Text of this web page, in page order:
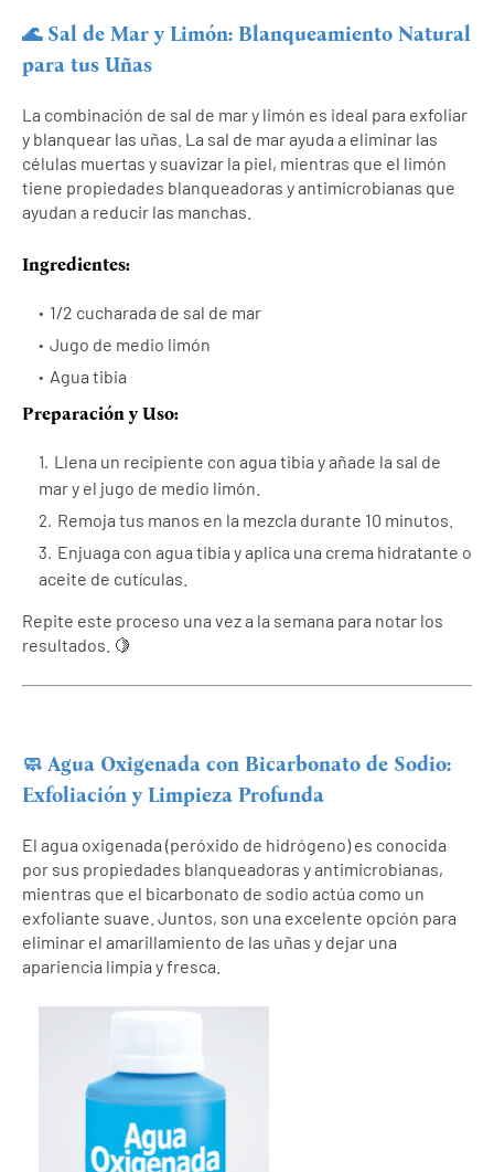
🌊 Sal de Mar y Limón: Blanqueamiento Natural
para tus Uñas
La combinación de sal de mar y limón es ideal para exfoliar
y blanquear las uñas. La sal de mar ayuda a eliminar las
células muertas y suavizar la piel, mientras que el limón
tiene propiedades blanqueadoras y antimicrobianas que
ayudan a reducir las manchas.
Ingredientes:
1/2 cucharada de sal de mar
Jugo de medio limón
Agua tibia
Preparación y Uso:
Llena un recipiente con agua tibia y añade la sal de
mar y el jugo de medio limón.
Remoja tus manos en la mezcla durante 10 minutos.
Enjuaga con agua tibia y aplica una crema hidratante o
aceite de cutículas.
Repite este proceso una vez a la semana para notar los
resultados. 🍋
🧼 Agua Oxigenada con Bicarbonato de Sodio:
Exfoliación y Limpieza Profunda
El agua oxigenada (peróxido de hidrógeno) es conocida
por sus propiedades blanqueadoras y antimicrobianas,
mientras que el bicarbonato de sodio actúa como un
exfoliante suave. Juntos, son una excelente opción para
eliminar el amarillamiento de las uñas y dejar una
apariencia limpia y fresca.